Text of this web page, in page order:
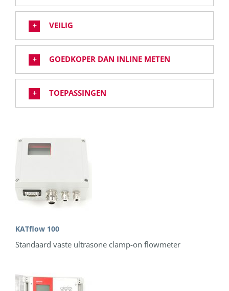
VEILIG
GOEDKOPER DAN INLINE METEN
TOEPASSINGEN
KATflow 100
Standaard vaste ultrasone clamp-on flowmeter